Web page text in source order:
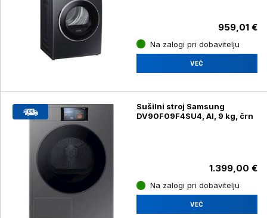
959,01 €
Na zalogi pri dobavitelju
VEČ
Sušilni stroj Samsung
DV90F09F4SU4, AI, 9 kg, črn
1.399,00 €
Na zalogi pri dobavitelju
VEČ